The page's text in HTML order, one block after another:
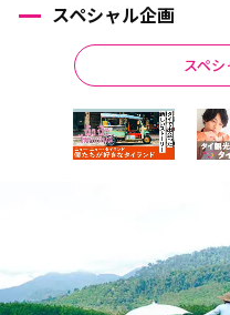
スペシャル企画
スペ